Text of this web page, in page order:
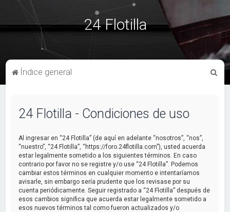
24 Flotilla
Índice general
24 Flotilla - Condiciones de uso
Al ingresar en “24 Flotilla” (de aquí en adelante “nosotros”, “nos”,
“nuestro”, “24 Flotilla”, “https://foro.24flotilla.com”), usted acuerda
estar legalmente sometido a los siguientes términos. En caso
contrario por favor no se registre y/o use “24 Flotilla”. Podemos
cambiar estos términos en cualquier momento e intentaríamos
avisarle, sin embargo sería prudente que los revisase por su
cuenta periódicamente. Seguir registrado a “24 Flotilla” después de
esos cambios significa que acuerda estar legalmente sometido a
esos nuevos términos tal como fueron actualizados y/o